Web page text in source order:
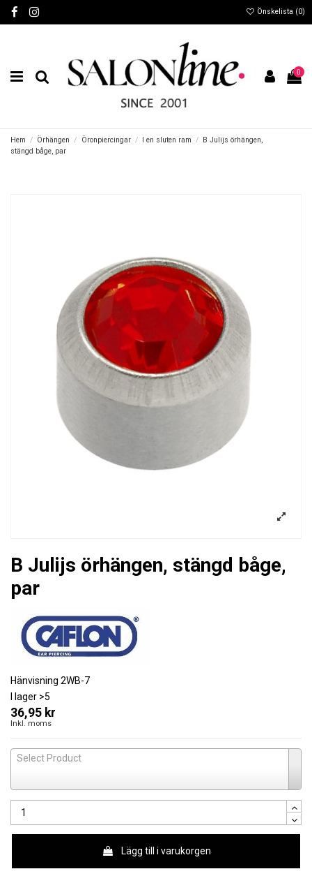
Önskelista (0)
0
Hem Örhängen Öronpiercingar I en sluten ram
B Julijs örhängen,
stängd båge, par
B Julijs örhängen, stängd båge,
par
Hänvisning 2WB-7
I lager >5
36,95 kr
Inkl. moms
Select Product
Lägg till i varukorgen